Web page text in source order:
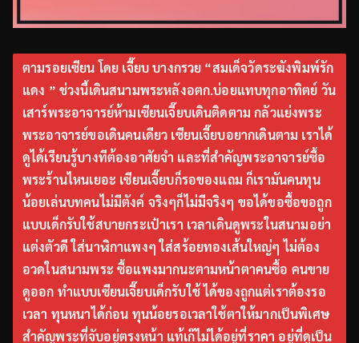
ตามรอยเซียน โดย เจี๊ยบ บางกรวย “สมเด็จวัดระฆังพิมพ์รัก
แดง ” ช่วงนี้เดินสนามพระหลังอตก.บ่อยแทบทุกอาทิตย์ วัน
เสาร์พระอาจารย์ห้ามเซียนเจี๊ยบเดินติดตาม กลัวแย่งพระ
พระอาจารย์ขอเดินคนเดียว เซียนเจี๊ยบอยากเดินตาม เราได้
ดูได้เรียนรู้บางทีต้องอาศัยจำ และที่สำคัญพระอาจารย์ซื้อ
พระร้านไหนเยอะ เซียนเจี๊ยบก็รอของแถม ก็เรามันคนทุน
น้อยเล่นบทคนไม่มีตังค์ จริงๆก็ไม่มีจริงๆ ขอได้ขอซื้อขอถูก
แบบเด็กรับใช้สบายกระเป๋าเรา เวลาเดินดูพระในสนามอย่า
แต่งตัวดี ใส่นาฬิกาแพงๆ ใส่สร้อยทองเส้นใหญ่ๆ ไม่ต้อง
อวดในสนามพระ ซื้อแพงมากนะตามหน้าตาคนซื้อ คนขาย
ดูออก ทำแบบเซียนเจี๊ยบเด็กรับใช้ ได้ของถูกแต่เราต้องรอ
เวลา ทุนหนาได้ก่อน ทุนน้อยรอเวลาใช้ตาให้มากเป็นพิเศษ
สำคัญพระที่จับอยู่ตรงหน้า แท้เก๊ไม่ได้อยู่ที่ราคา อยู่ที่ดูเป็น